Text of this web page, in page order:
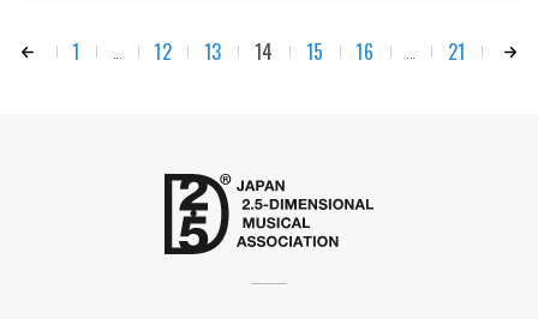
1 ... 12 13 14 15 16 ... 21